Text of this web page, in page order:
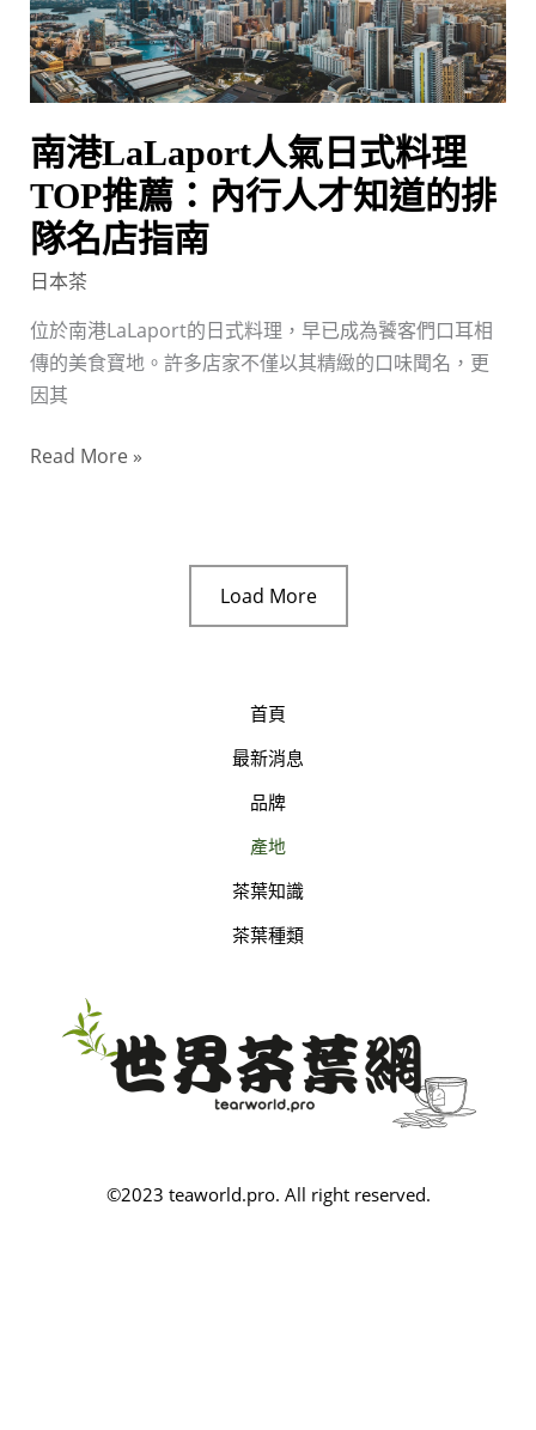
南港LaLaport人氣日式料理
TOP推薦：內行人才知道的排
隊名店指南
日本茶
位於南港LaLaport的日式料理，早已成為饕客們口耳相
傳的美食寶地。許多店家不僅以其精緻的口味聞名，更
因其
人
氣
日
式
料
理
TOP
推
薦：
行
人
才
道
Read More »
Load More
首頁
最新消息
品牌
產地
茶葉知識
茶葉種類
©2023 teaworld.pro. All right reserved.